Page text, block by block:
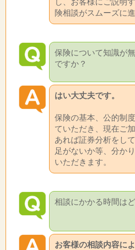
し、お客様にご説明
険相談がスムーズに進
保険について知識が
ですか？
はい大丈夫です。
保険の基本、公的制
ていただき、現在ご
あれば証券分析をし
足がないか等、分か
いただきます。
相談にかかる時間は
お客様の相談内容に